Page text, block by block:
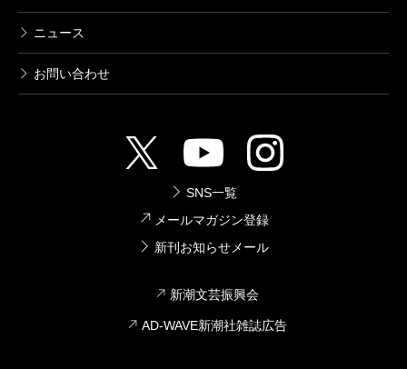
ニュース
お問い合わせ
SNS一覧
メールマガジン登録
新刊お知らせメール
新潮文芸振興会
AD-WAVE新潮社雑誌広告